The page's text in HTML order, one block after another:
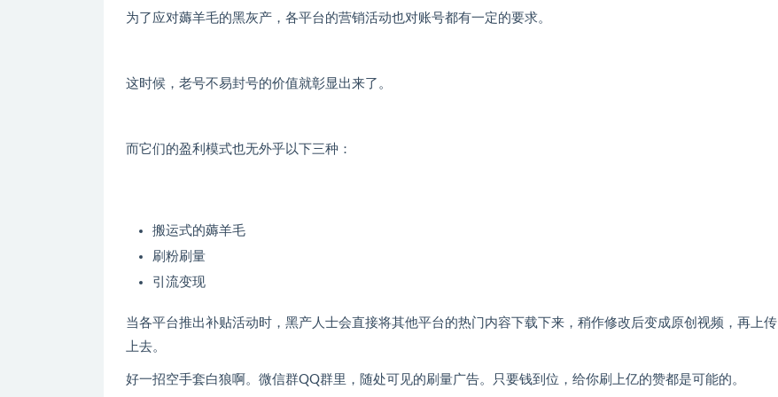
为了应对薅羊毛的黑灰产，各平台的营销活动也对账号都有一定的要求。
这时候，老号不易封号的价值就彰显出来了。
而它们的盈利模式也无外乎以下三种：
搬运式的薅羊毛
刷粉刷量
引流变现
当各平台推出补贴活动时，黑产人士会直接将其他平台的热门内容下载下来，稍作修改后变成原创视频，再上传
上去。
好一招空手套白狼啊。微信群QQ群里，随处可见的刷量广告。只要钱到位，给你刷上亿的赞都是可能的。